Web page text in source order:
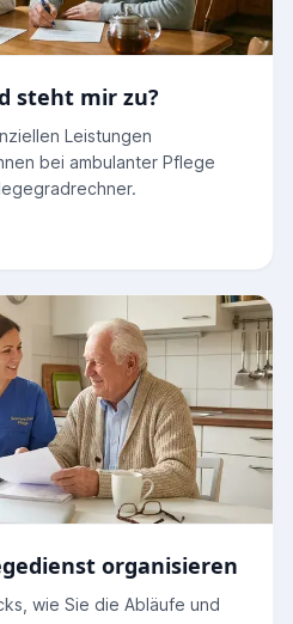
steht mir zu?
Leistungen
bei ambulanter Pflege
organisieren
wie Sie die Abläufe und